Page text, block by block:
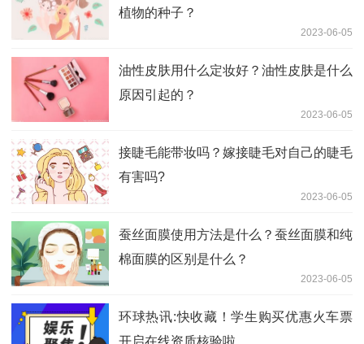
植物的种子？
2023-06-05
油性皮肤用什么定妆好？油性皮肤是什么
原因引起的？
2023-06-05
接睫毛能带妆吗？嫁接睫毛对自己的睫毛
有害吗?
2023-06-05
蚕丝面膜使用方法是什么？蚕丝面膜和纯
棉面膜的区别是什么？
2023-06-05
环球热讯:快收藏！学生购买优惠火车票
开启在线资质核验啦